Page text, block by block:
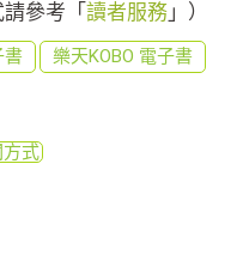
請參考「讀者服務 」）
書 樂天KOBO 電子書
式